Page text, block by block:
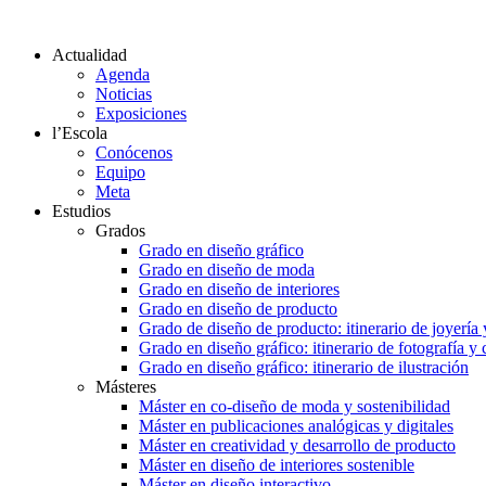
Actualidad
Agenda
Noticias
Exposiciones
l’Escola
Conócenos
Equipo
Meta
Estudios
Grados
Grado en diseño gráfico
Grado en diseño de moda
Grado en diseño de interiores
Grado en diseño de producto
Grado de diseño de producto: itinerario de joyería
Grado en diseño gráfico: itinerario de fotografía y
Grado en diseño gráfico: itinerario de ilustración
Másteres
Máster en co-diseño de moda y sostenibilidad
Máster en publicaciones analógicas y digitales
Máster en creatividad y desarrollo de producto
Máster en diseño de interiores sostenible